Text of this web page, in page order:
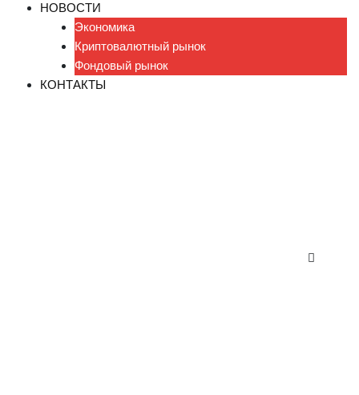
НОВОСТИ
Экономика
Криптовалютный рынок
Фондовый рынок
КОНТАКТЫ